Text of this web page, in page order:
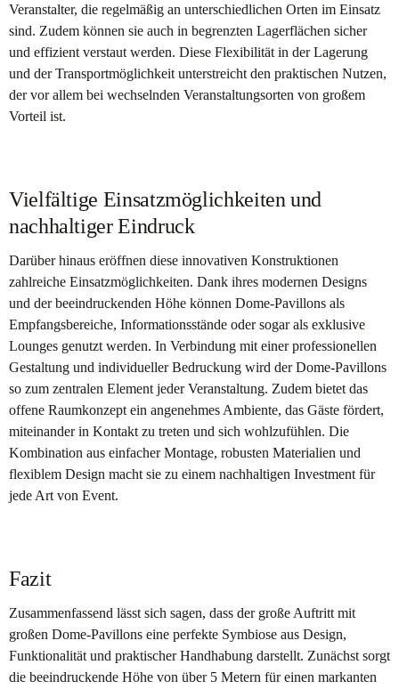
Veranstalter, die regelmäßig an unterschiedlichen Orten im Einsatz
sind. Zudem können sie auch in begrenzten Lagerflächen sicher
und effizient verstaut werden. Diese Flexibilität in der Lagerung
und der Transportmöglichkeit unterstreicht den praktischen Nutzen,
der vor allem bei wechselnden Veranstaltungsorten von großem
Vorteil ist.
Vielfältige Einsatzmöglichkeiten und
nachhaltiger Eindruck
Darüber hinaus eröffnen diese innovativen Konstruktionen
zahlreiche Einsatzmöglichkeiten. Dank ihres modernen Designs
und der beeindruckenden Höhe können Dome-Pavillons als
Empfangsbereiche, Informationsstände oder sogar als exklusive
Lounges genutzt werden. In Verbindung mit einer professionellen
Gestaltung und individueller Bedruckung wird der Dome-Pavillons
so zum zentralen Element jeder Veranstaltung. Zudem bietet das
offene Raumkonzept ein angenehmes Ambiente, das Gäste fördert,
miteinander in Kontakt zu treten und sich wohlzufühlen. Die
Kombination aus einfacher Montage, robusten Materialien und
flexiblem Design macht sie zu einem nachhaltigen Investment für
jede Art von Event.
Fazit
Zusammenfassend lässt sich sagen, dass der große Auftritt mit
großen Dome-Pavillons eine perfekte Symbiose aus Design,
Funktionalität und praktischer Handhabung darstellt. Zunächst sorgt
die beeindruckende Höhe von über 5 Metern für einen markanten